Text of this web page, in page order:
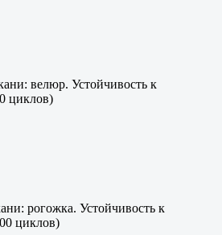
велюр. Устойчивость к
циклов)
рогожка. Устойчивость к
циклов)